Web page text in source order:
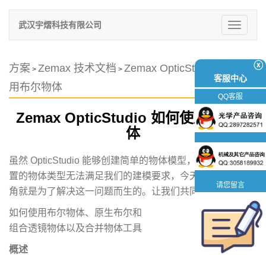
切
换
武汉宇熠科技有限公司
方案 > Zemax 技术文档 > Zemax OpticStudio 如何使
用布尔物体
Zemax OpticStudio 如何使用布尔物
体
虽然 OpticStudio 能够创建简单的物体模型，但有些时候内
置的物体类型无法满足我们的建模要求，今天技术文章的主
角就是为了解决这一问题而生的。让我们共同了解：
如何使用布尔物体、原生布尔和
组合透镜物体以及合并物体工具
概述
ⓧ
客服中心
QQ客服
请您留言